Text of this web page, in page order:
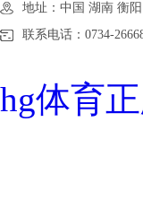
地址：中国 湖南 衡
联系电话：0734-
hg体育